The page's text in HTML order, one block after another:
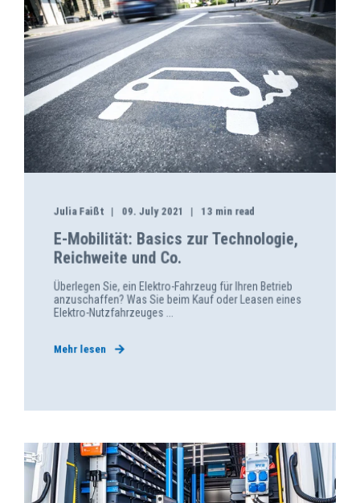
Julia Faißt 09. July 2021 13 min read
E-Mobilität: Basics zur Technologie,
Reichweite und Co.
Überlegen Sie, ein Elektro-Fahrzeug für Ihren Betrieb
anzuschaffen? Was Sie beim Kauf oder Leasen eines
Elektro-Nutzfahrzeuges ...
Mehr lesen